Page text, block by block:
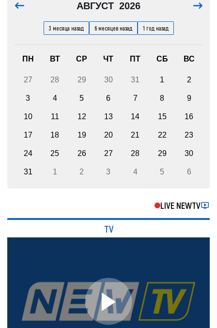
АВГУСТ 2026
3 месяца назад 6 месяцев назад 1 год назад
ПН ВТ СР ЧТ ПТ СБ ВС
27 28 29 30 31 1 2
3 4 5 6 7 8 9
10 11 12 13 14 15 16
17 18 19 20 21 22 23
24 25 26 27 28 29 30
31 1 2 3 4 5 6
LIVE NEWTV
TV